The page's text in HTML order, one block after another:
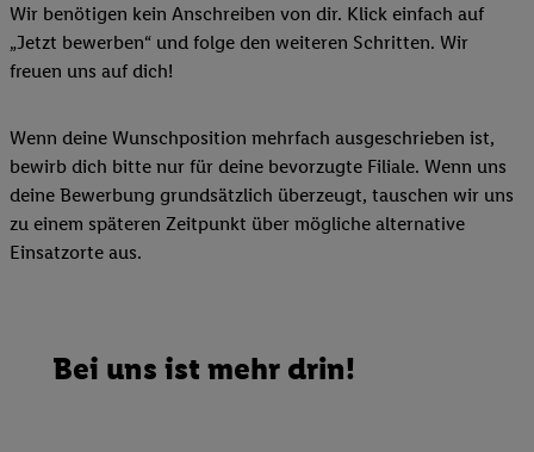
Wir benötigen kein Anschreiben von dir. Klick einfach auf
„Jetzt bewerben“ und folge den weiteren Schritten. Wir
freuen uns auf dich!
Wenn deine Wunschposition mehrfach ausgeschrieben ist,
bewirb dich bitte nur für deine bevorzugte Filiale. Wenn uns
deine Bewerbung grundsätzlich überzeugt, tauschen wir uns
zu einem späteren Zeitpunkt über mögliche alternative
Einsatzorte aus.
Bei uns ist mehr drin!